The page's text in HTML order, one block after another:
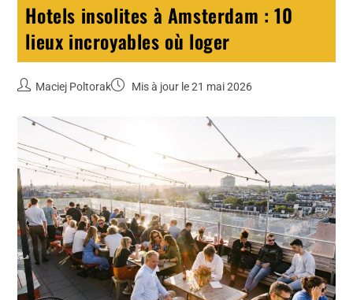
Hotels insolites à Amsterdam : 10
lieux incroyables où loger
Maciej Poltorak Mis à jour le 21 mai 2026